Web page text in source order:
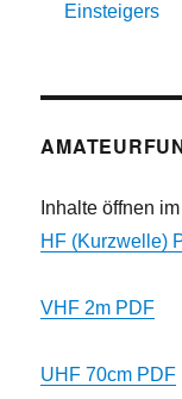
Einsteigers
Inhalte öffnen
HF (Kurzwelle)
VHF 2m PDF
UHF 70cm PDF